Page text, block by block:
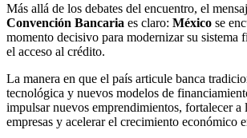
Más allá de los debates del encuentro, el
Convención Bancaria es claro: México se
momento decisivo para modernizar su sistema
el acceso al crédito.
La manera en que el país articule banca
tecnológica y nuevos modelos de
impulsar nuevos emprendimientos, fortalecer a
empresas y acelerar el crecimiento económico